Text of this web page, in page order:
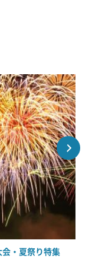
会・夏祭り特集